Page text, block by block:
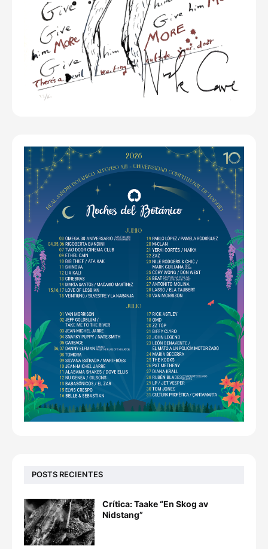
POSTS RECIENTES
Crítica: Taake “En Skog av
Nidstang”